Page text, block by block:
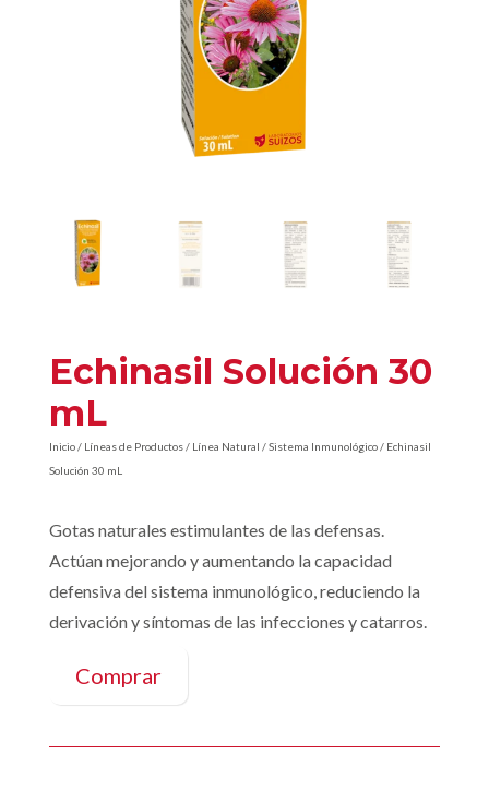
Echinasil Solución 30
mL
Inicio/ Líneas de Productos/ Línea Natural /Sistema Inmunológico/ Echinasil
Solución 30 mL
Gotas naturales estimulantes de las defensas.
Actúan mejorando y aumentando la capacidad
defensiva del sistema inmunológico, reduciendo la
derivación y síntomas de las infecciones y catarros.
Comprar